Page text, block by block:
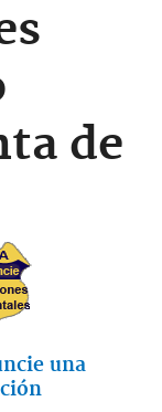
de
una